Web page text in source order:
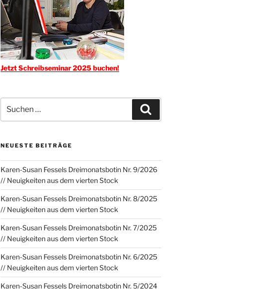
Jetzt Schreibseminar 2025 buchen!
nach:
NEUESTE BEITRÄGE
Karen-Susan Fessels Dreimonatsbotin Nr. 9/2026
// Neuigkeiten aus dem vierten Stock
Karen-Susan Fessels Dreimonatsbotin Nr. 8/2025
// Neuigkeiten aus dem vierten Stock
Karen-Susan Fessels Dreimonatsbotin Nr. 7/2025
// Neuigkeiten aus dem vierten Stock
Karen-Susan Fessels Dreimonatsbotin Nr. 6/2025
// Neuigkeiten aus dem vierten Stock
Karen-Susan Fessels Dreimonatsbotin Nr. 5/2024